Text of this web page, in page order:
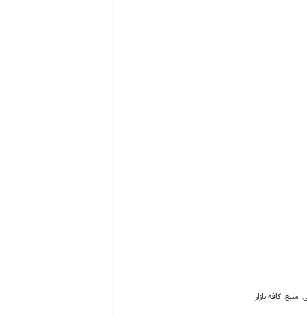
کافه بازار